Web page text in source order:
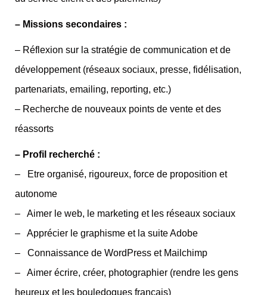
– Missions secondaires :
– Réflexion sur la stratégie de communication et de
développement (réseaux sociaux, presse, fidélisation,
partenariats, emailing, reporting, etc.)
– Recherche de nouveaux points de vente et des
réassorts
– Profil recherché :
– Etre organisé, rigoureux, force de proposition et
autonome
– Aimer le web, le marketing et les réseaux sociaux
– Apprécier le graphisme et la suite Adobe
– Connaissance de WordPress et Mailchimp
– Aimer écrire, créer, photographier (rendre les gens
heureux et les bouledogues français)